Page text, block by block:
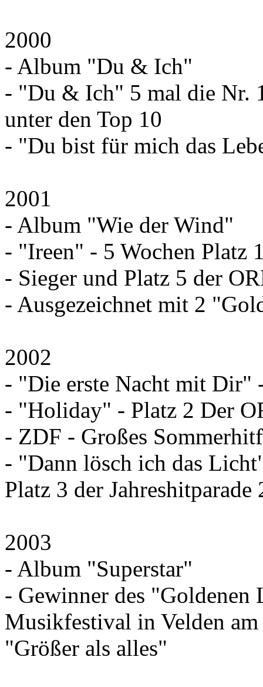
2000
- Album "Du & Ich"
- "Du & Ich" 5 mal die Nr.
unter den Top 10
- "Du bist für mich das
2001
- Album "Wie der Wind"
- "Ireen" - 5 Wochen Platz
- Sieger und Platz 5 der
- Ausgezeichnet mit 2
2002
- "Die erste Nacht mit Dir"
- "Holiday" - Platz 2 Der
- ZDF - Großes
- "Dann lösch ich das
Platz 3 der
2003
- Album "Superstar"
- Gewinner des
Musikfestival in Velden
"Größer als alles"